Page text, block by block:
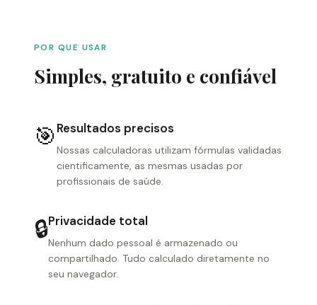
POR QUE USAR
Simples, gratuito e confiável
🎯 Resultados precisos
Nossas calculadoras utilizam fórmulas validadas
cientificamente, as mesmas usadas por
profissionais de saúde.
🔒Privacidade total
Nenhum dado pessoal é armazenado ou
compartilhado. Tudo calculado diretamente no
seu navegador.